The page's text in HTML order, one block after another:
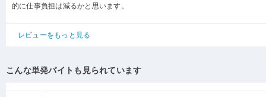
的に仕事負担は減るかと思います。
レビューをもっと見る
こんな単発バイトも見られています